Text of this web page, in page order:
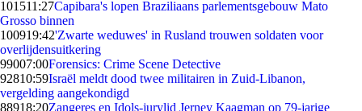
101511:27Capibara's lopen Braziliaans parlementsgebouw Mato
Grosso binnen
100919:42'Zwarte weduwes' in Rusland trouwen soldaten voor
overlijdensuitkering
99007:00Forensics: Crime Scene Detective
92810:59Israël meldt dood twee militairen in Zuid-Libanon,
vergelding aangekondigd
88918:20Zangeres en Idols-jurylid Jerney Kaagman op 79-jarige